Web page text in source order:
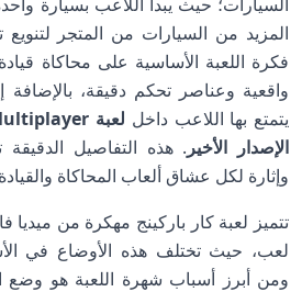
المزيد من السيارات من المتجر لتنويع
فكرة اللعبة الأساسية على محاكاة
واقعية وعناصر تحكم دقيقة،
يتمتع بها اللاعب داخل
الإصدار الأخير . هذه التفاصيل الدقيقة
وإثارة لكل عشاق ألعاب المحاكاة
تتميز لعبة كار باركينج مهكرة من ميديا
لعب، حيث تختلف هذه الأوضاع في
ومن أبرز أسباب شهرة اللعبة هو وضع